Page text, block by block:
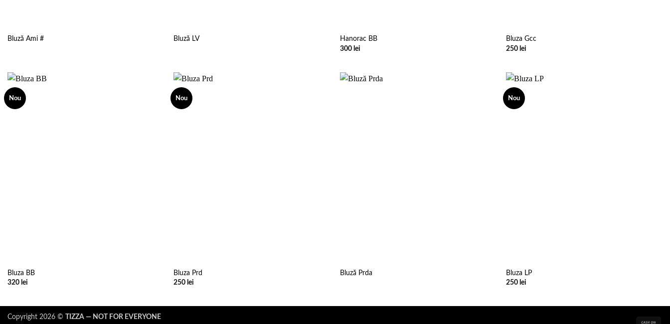
Bluză Ami # Bluză LV
Hanorac BB
300 lei
Bluza Gcc
250 lei
Nou
Bluza BB
320 lei
Nou
Bluza Prd
250 lei
Bluză Prda
Nou
Bluza LP
250 lei
Copyright 2026 © TIZZA — NOT FOR EVERYONE